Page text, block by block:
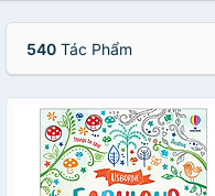
540 Tác Phẩm